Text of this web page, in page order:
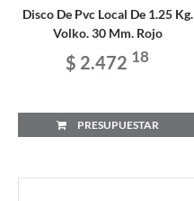
Disco De Pvc Local De 1.25 Kg.
Volko. 30 Mm. Rojo
$ 2.472 18
PRESUPUESTAR